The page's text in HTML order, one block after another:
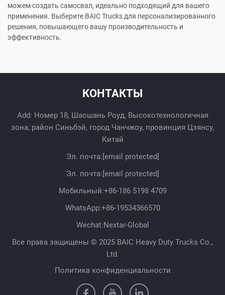
можем создать самосвал, идеально подходящий для вашего
применения. Выберите BAIC Trucks для персонализированного
решения, повышающего вашу производительность и
эффективность.
КОНТАКТЫ
Add: Номер 18, Шаошань Роуд, Высокотехнологичная
зона, район Синьбэй, город Чанчжоу, провинция Цзянсу,
Китай
Эл. почта:[email protected]
Эл. почта:[email protected]
Мобильный:+86-186 5198 4709
WhatsApp:+86-19534366570
Wechat:Nextar-Global
Все права защищены © 2025 BAIC Heavy Duty Trucks Co.,
Ltd.
Политика конфиденциальности